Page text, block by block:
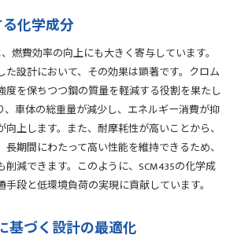
化学成分
燃費効率の向上にも大きく寄与しています。
た設計において、その効果は顕著です。クロム
度を保ちつつ鋼の質量を軽減する役割を果たし
、車体の総重量が減少し、エネルギー消費が抑
上します。また、耐摩耗性が高いことから、
期間にわたって高い性能を維持できるため、
削減できます。このように、SCM435の化学成
段と低環境負荷の実現に貢献しています。
基づく設計の最適化